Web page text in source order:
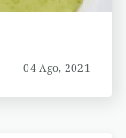
04 Ago, 2021